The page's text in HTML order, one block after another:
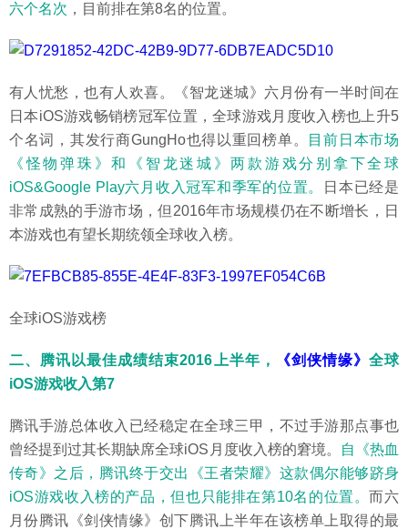
六个名次 ，目前排在第8名的位置。
有人忧愁，也有人欢喜。《智龙迷城》六月份有一半时间在
日本iOS游戏畅销榜冠军位置，全球游戏月度收入榜也上升5
个名词，其发行商GungHo也得以重回榜单。
目前日本市场
《怪物弹珠》和《智龙迷城》两款游戏分别拿下全球
iOS&Google Play六月收入冠军和季军的位置。
日本已经是
非常成熟的手游市场，但2016年市场规模仍在不断增长，日
本游戏也有望长期统领全球收入榜。
全球iOS游戏榜
二、腾讯以最佳成绩结束2016上半年， 《剑侠情缘》 全球
iOS游戏收入第7
腾讯手游总体收入已经稳定在全球三甲，不过手游那点事也
曾经提到过其长期缺席全球iOS月度收入榜的窘境。
自《热血
传奇》之后，腾讯终于交出《王者荣耀》这款偶尔能够跻身
iOS游戏收入榜的产品，但也只能排在第10名的位置。而六
月份腾讯《剑侠情缘》创下腾讯上半年在该榜单上取得的最